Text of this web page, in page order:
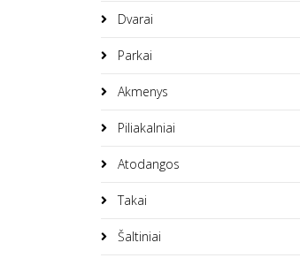
Dvarai
Parkai
Akmenys
Piliakalniai
Atodangos
Takai
Šaltiniai